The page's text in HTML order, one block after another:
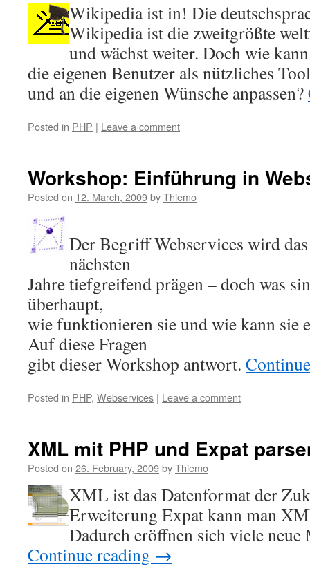
Wikipedia ist in! Die
Wikipedia ist die zweitgrößte
und wächst weiter. Doch wie
die eigenen Benutzer als nützliches
und an die eigenen Wünsche anpassen?
Posted in PHP | Leave a comment
Workshop: Einführung in
Posted on 12. March, 2009byThiemo
Der Begriff Webservices wird
nächsten
Jahre tiefgreifend prägen – doch was
überhaupt,
wie funktionieren sie und wie kann sie
Auf diese Fragen
gibt dieser Workshop antwort.
Posted in PHP, Webservices | Leave a comment
XML mit PHP und Expat
Posted on 26. February, 2009byThiemo
XML ist das Datenformat der
Erweiterung Expat kann man
Dadurch eröffnen sich viele
Continue reading →